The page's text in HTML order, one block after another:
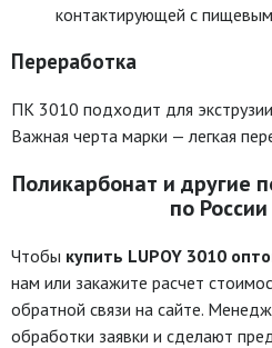
контактирующей с
Переработка
ПК 3010 подходит для
Важная черта марки — легкая
Поликарбонат и другие
по
Чтобы купить LUPOY 3010
нам или закажите расчет
обратной связи на сайте.
обработки заявки и сделают